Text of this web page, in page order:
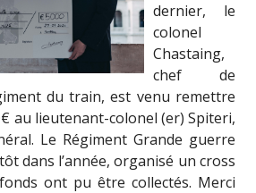
dernier, le
colonel
Chastaing,
chef de
du train, est venu remettre
au lieutenant-colonel (er) Spiteri,
Le Régiment Grande guerre
dans l’année, organisé un cross
ont pu être collectés. Merci